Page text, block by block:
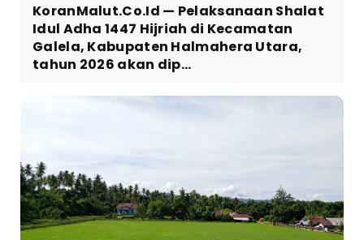
KoranMalut.Co.Id — Pelaksanaan Shalat
Idul Adha 1447 Hijriah di Kecamatan
Galela, Kabupaten Halmahera Utara,
tahun 2026 akan dip...